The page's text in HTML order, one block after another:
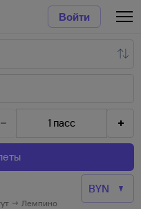
Войти
1 пасс
→ Лемпино